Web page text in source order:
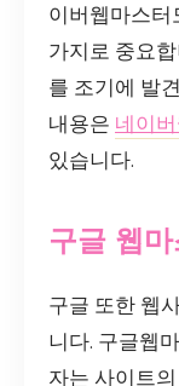
이버웹마스
가지로 중요
를 조기에 발
내용은 네이
있습니다.
구글 웹
구글 또한 웹
니다. 구글웹
자는 사이트